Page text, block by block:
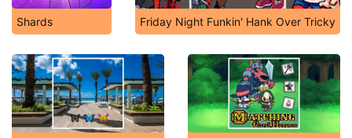
Shards Friday Night Funkin' Hank Over Tricky